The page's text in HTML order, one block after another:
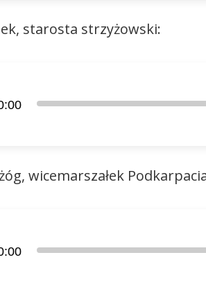
starosta strzyżowski:
wicemarszałek